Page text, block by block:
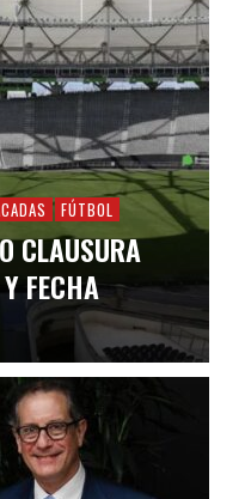
FÚTBOL
CLAUSURA
FECHA